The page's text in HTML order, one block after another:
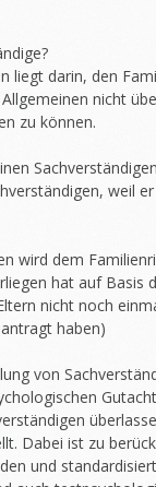
liegt darin, den
nicht
zu können.
weil
wird dem
hat auf Basis
nicht noch
haben)
von
Dabei ist zu
und